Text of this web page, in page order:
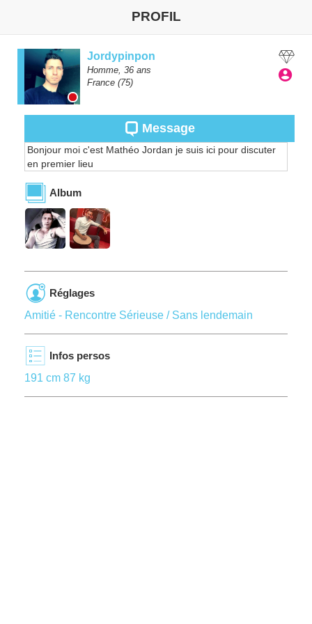
PROFIL
Jordypinpon
Homme, 36 ans
France (75)
Message
Bonjour moi c'est Mathéo Jordan je suis ici pour discuter
en premier lieu
Album
Réglages
Amitié - Rencontre Sérieuse / Sans lendemain
Infos persos
191 cm 87 kg